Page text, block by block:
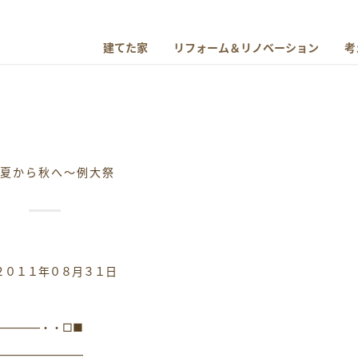
建てた家 リフォーム＆リノベーション 考
ら秋へ～例大祭
年０８月３１日
・・□■